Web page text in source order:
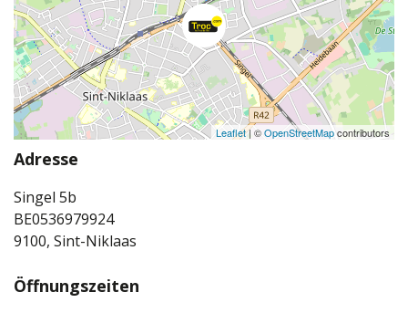
Leaflet| ©OpenStreetMapcontributors
Adresse
Singel 5b
BE0536979924
9100, Sint-Niklaas
Öffnungszeiten